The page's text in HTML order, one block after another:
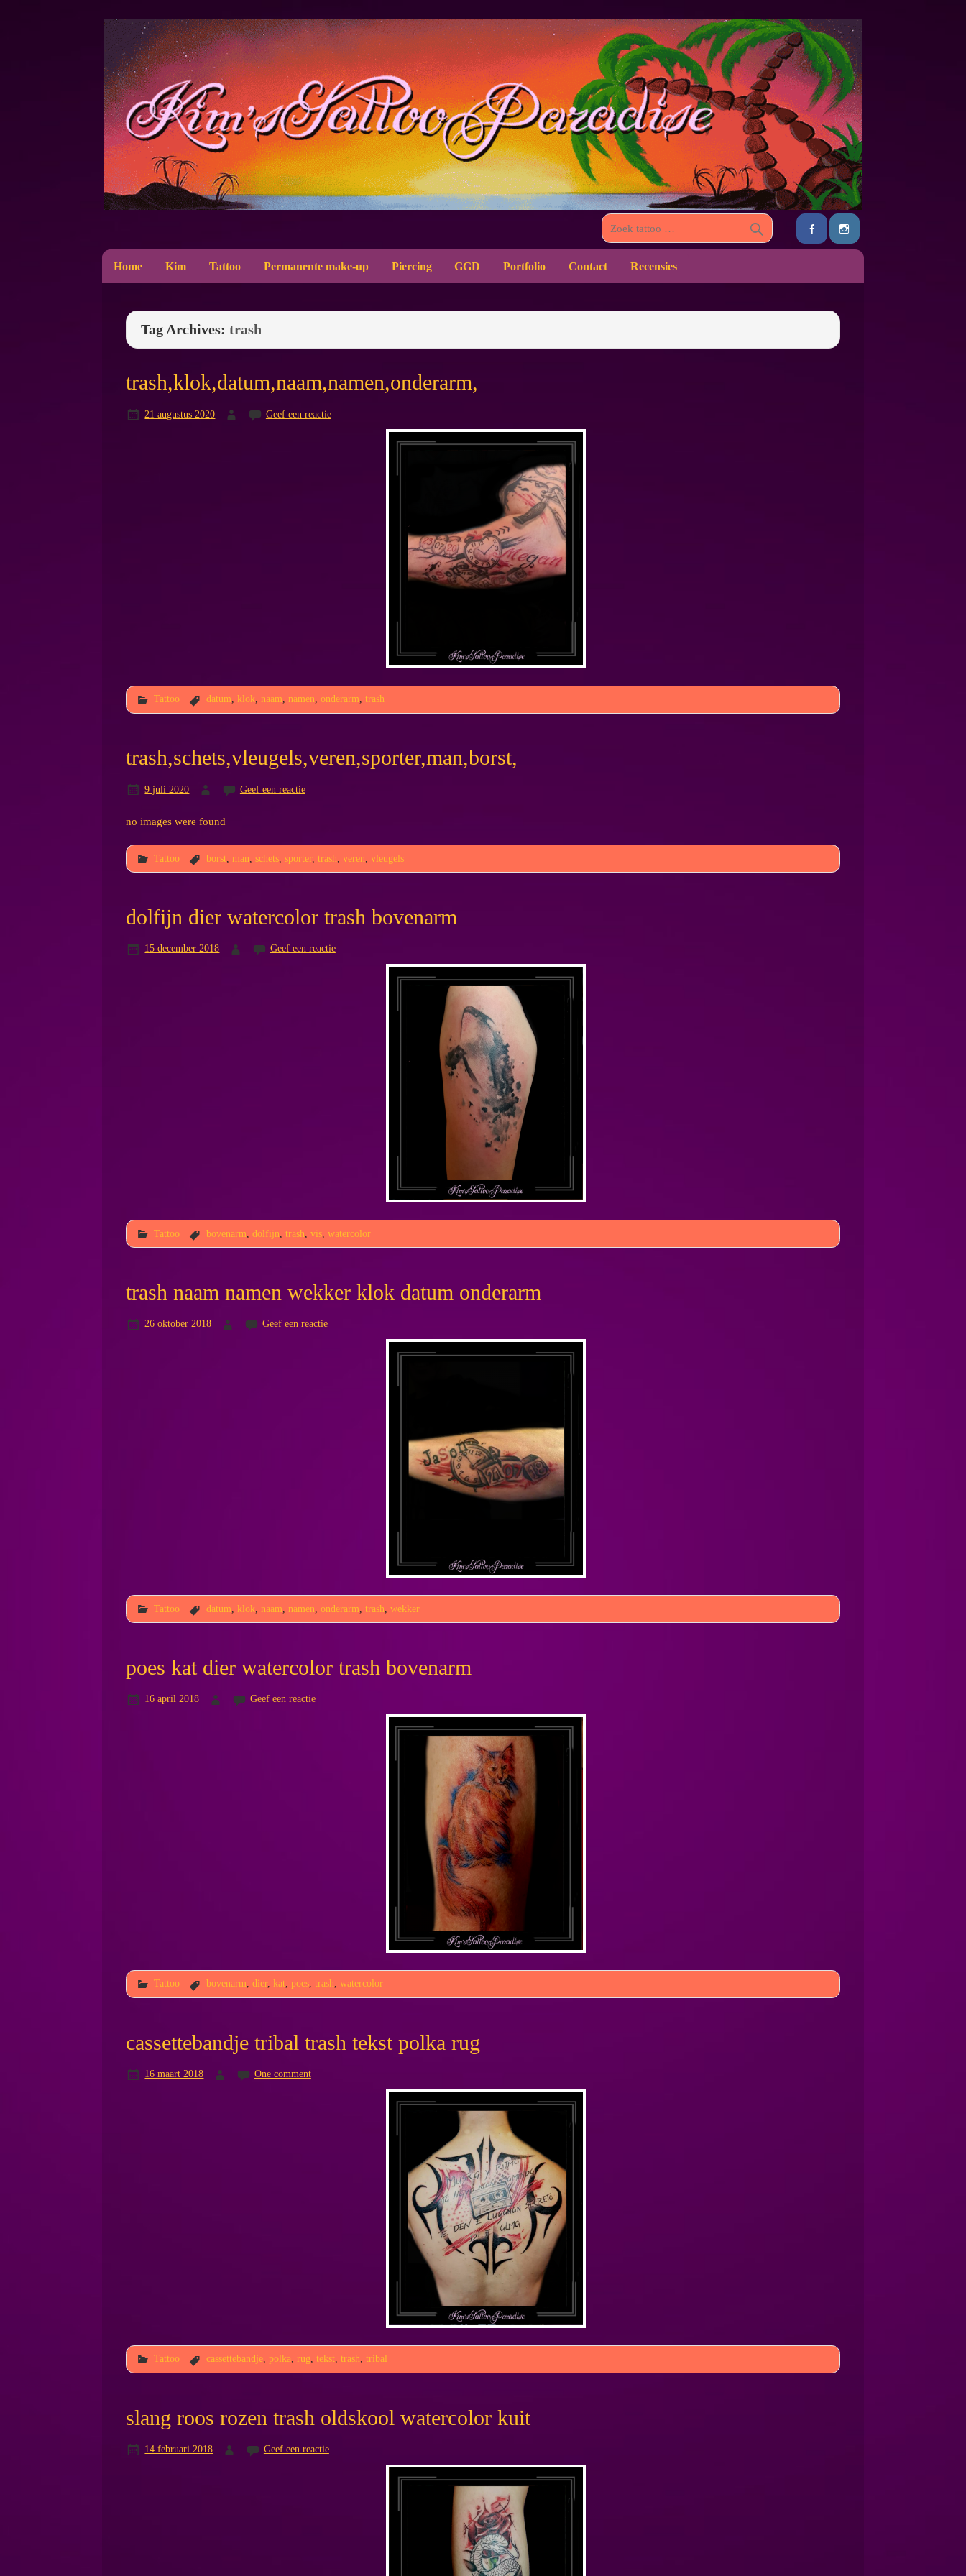
Home Kim Tattoo Permanente make-up Piercing GGD Portfolio Contact Recensies
Tag Archives:trash
trash,klok,datum,naam,namen,onderarm,
21 augustus 2020 Geef een reactie
Tattoo datum klok naam namen ,onderarm ,trash
trash,schets,vleugels,veren,sporter,man,borst,
9 juli 2020 Geef een reactie
no images were found
Tattoo borst man ,schets ,sporter,trash ,veren ,vleugels
dolfijn dier watercolor trash bovenarm
15 december 2018 Geef een reactie
Tattoo bovenarm ,dolfijn ,trash ,vis ,watercolor
trash naam namen wekker klok datum onderarm
26 oktober 2018 Geef een reactie
Tattoo datum klok naam namen ,onderarm ,trash ,wekker
poes kat dier watercolor trash bovenarm
16 april 2018 Geef een reactie
Tattoo bovenarm,dier, kat, poes,trash,watercolor
cassettebandje tribal trash tekst polka rug
16 maart 2018 One comment
Tattoo cassettebandje, polka, rug,tekst,trash,tribal
slang roos rozen trash oldskool watercolor kuit
14 februari 2018 Geef een reactie